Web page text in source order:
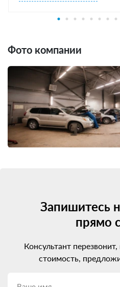
Фото компании
Запишитесь
прямо
Консультант
стоимость,